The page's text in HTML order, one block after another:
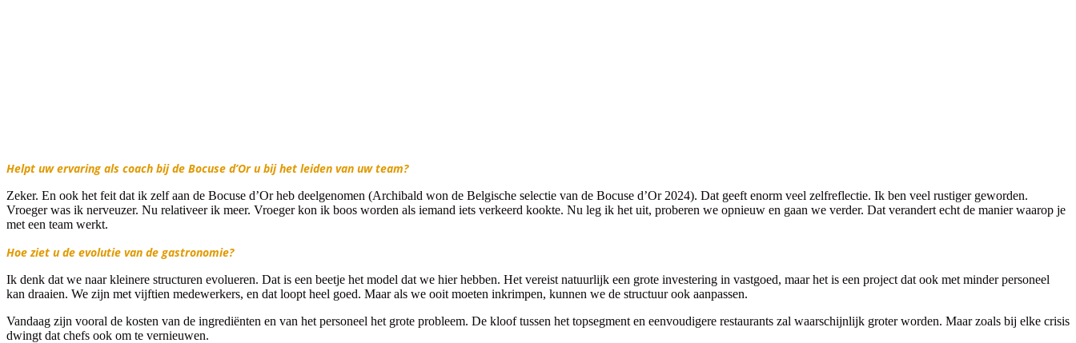
Helpt uw ervaring als coach bij de Bocuse d’Or u bij het leiden van uw team?
Zeker. En ook het feit dat ik zelf aan de Bocuse d’Or heb deelgenomen (Archibald won de Belgische selectie van de Bocuse d’Or 2024). Dat geeft enorm veel zelfreflectie. Ik ben veel rustiger geworden.
Vroeger was ik nerveuzer. Nu relativeer ik meer. Vroeger kon ik boos worden als iemand iets verkeerd kookte. Nu leg ik het uit, proberen we opnieuw en gaan we verder. Dat verandert echt de manier waarop je
met een team werkt.
Hoe ziet u de evolutie van de gastronomie?
Ik denk dat we naar kleinere structuren evolueren. Dat is een beetje het model dat we hier hebben. Het vereist natuurlijk een grote ­investering in vastgoed, maar het is een project dat ook met minder personeel
kan draaien. We zijn met vijftien medewerkers, en dat loopt heel goed. Maar als we ooit moeten inkrimpen, kunnen we de structuur ook aanpassen.
Vandaag zijn vooral de kosten van de ingrediënten en van het personeel het grote probleem. De kloof tussen het topsegment en eenvoudigere restaurants zal waarschijnlijk groter worden. Maar zoals bij elke crisis
dwingt dat chefs ook om te vernieuwen.